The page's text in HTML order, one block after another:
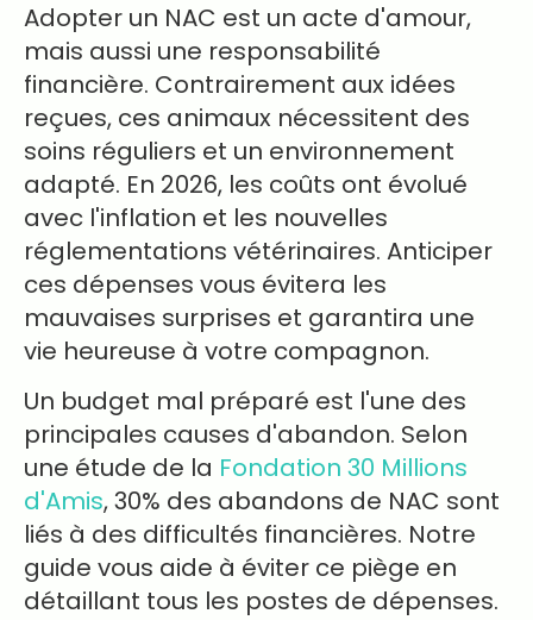
Adopter un NAC est un acte d'amour,
mais aussi une responsabilité
financière. Contrairement aux idées
reçues, ces animaux nécessitent des
soins réguliers et un environnement
adapté. En 2026, les coûts ont évolué
avec l'inflation et les nouvelles
réglementations vétérinaires. Anticiper
ces dépenses vous évitera les
mauvaises surprises et garantira une
vie heureuse à votre compagnon.
Un budget mal préparé est l'une des
principales causes d'abandon. Selon
une étude de la Fondation 30 Millions
d'Amis, 30% des abandons de NAC sont
liés à des difficultés financières. Notre
guide vous aide à éviter ce piège en
détaillant tous les postes de dépenses.